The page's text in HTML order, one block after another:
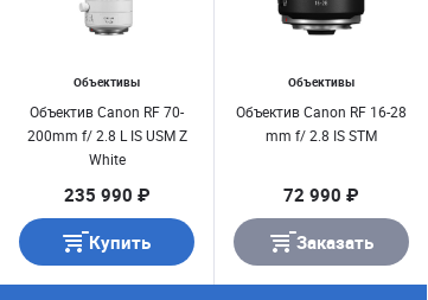
Объективы
Объектив Canon RF 70-
200mm f/ 2.8 L IS USM Z
White
235 990 ₽
Купить
Объективы
Объектив Canon RF 16-28
mm f/ 2.8 IS STM
72 990 ₽
Заказать